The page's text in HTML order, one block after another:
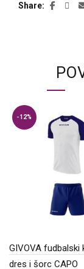
Share
-12%
GIVOVA fudbalski
dres i šorc CAPO